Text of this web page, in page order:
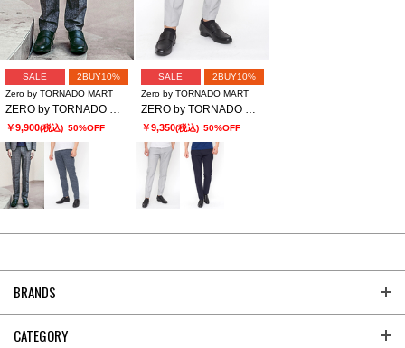
SALE
2BUY10%
Zero by TORNADO MART
ZERO by TORNADO MART∴ドビープリント2WAYストレッチイージースラックス
￥9,900(税込) 50%OFF
SALE
2BUY10%
Zero by TORNADO MART
ZERO by TORNADO MART∴2WAYストレッチサッカーイージースラックス
￥9,350(税込) 50%OFF
BRANDS
CATEGORY